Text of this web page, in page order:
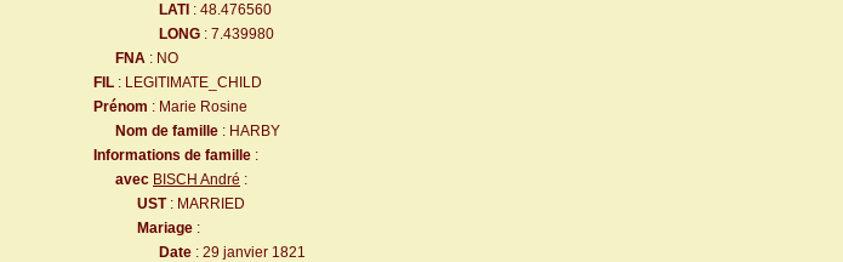
LATI : 48.476560
LONG : 7.439980
FNA : NO
FIL : LEGITIMATE_CHILD
Prénom : Marie Rosine
Nom de famille : HARBY
Informations de famille :
avec BISCH André :
UST: MARRIED
Mariage :
Date : 29 janvier 1821